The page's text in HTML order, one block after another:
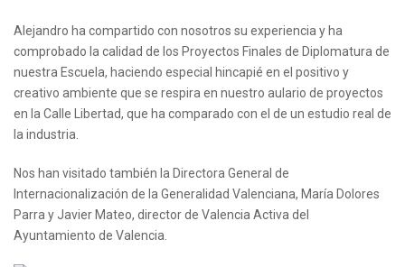
Alejandro ha compartido con nosotros su experiencia y ha
comprobado la calidad de los Proyectos Finales de Diplomatura de
nuestra Escuela, haciendo especial hincapié en el positivo y
creativo ambiente que se respira en nuestro aulario de proyectos
en la Calle Libertad, que ha comparado con el de un estudio real de
la industria.
Nos han visitado también la Directora General de
Internacionalización de la Generalidad Valenciana, María Dolores
Parra y Javier Mateo, director de Valencia Activa del
Ayuntamiento de Valencia.